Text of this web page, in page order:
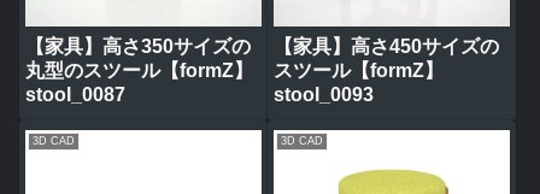
【家具】高さ350サイズの
丸型のスツール【formZ】
stool_0087
【家具】高さ450サイズの
スツール【formZ】
stool_0093
3D CAD 3D CAD